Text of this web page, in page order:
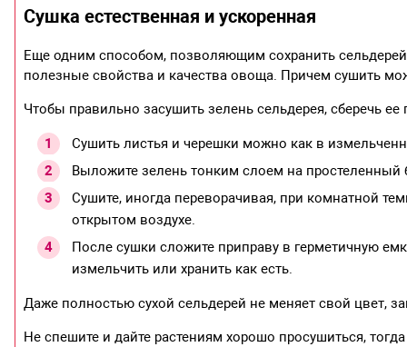
Сушка естественная и ускоренная
Еще одним способом, позволяющим сохранить
полезные свойства и качества овоща. Причем сушить
Чтобы правильно засушить зелень сельдерея, сберечь
Сушить листья и черешки можно как в
Выложите зелень тонким слоем на простеленный
Сушите, иногда переворачивая, при комнатной
открытом воздухе.
После сушки сложите приправу в герметичную
измельчить или хранить как есть.
Даже полностью сухой сельдерей не меняет свой цвет,
Не спешите и дайте растениям хорошо просушиться,